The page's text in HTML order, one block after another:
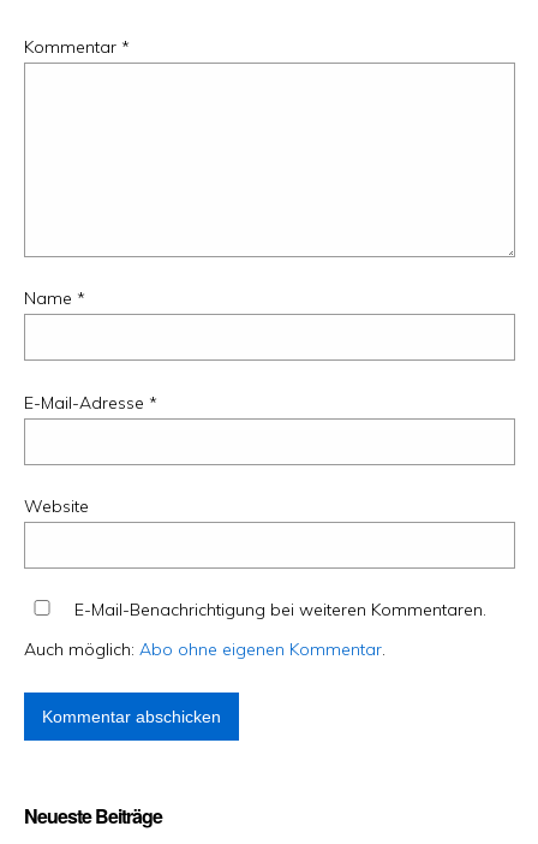
Kommentar *
Name *
E-Mail-Adresse *
Website
E-Mail-Benachrichtigung bei weiteren Kommentaren.
Auch möglich: Abo ohne eigenen Kommentar.
Neueste Beiträge